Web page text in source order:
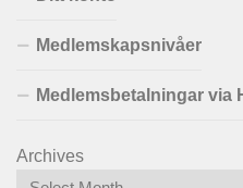
Medlemskapsnivåer
Medlemsbetalningar via
Archives